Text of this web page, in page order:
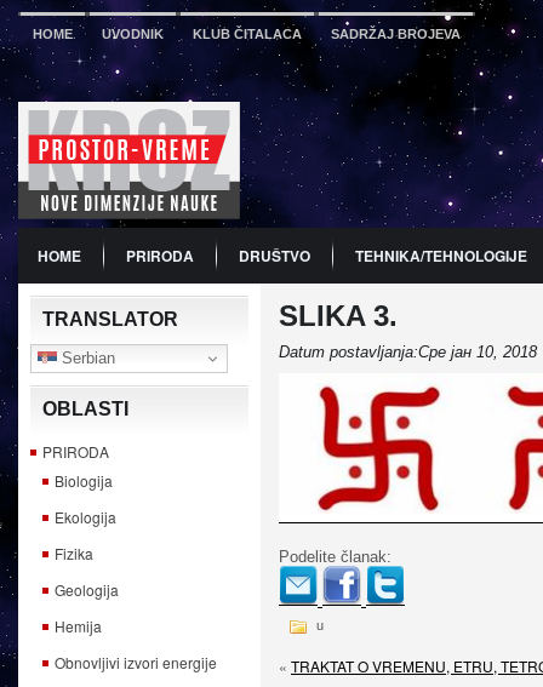
HOME UVODNIK KLUB ČITALACA SADRŽAJ BROJEVA
HOME PRIRODA DRUŠTVO TEHNIKA/TEHNOLOGIJE
PDF BROJ 12 PREDSTAVLJANJE KNJIGA
TRANSLATOR
Serbian
OBLASTI
PRIRODA
Biologija
Ekologija
Fizika
Geologija
Hemija
Obnovljivi izvori energije
SLIKA 3.
Datum postavljanja:Сре јан 10, 2018
Podelite članak:
u
« TRAKTAT O VREMENU, ETRU,